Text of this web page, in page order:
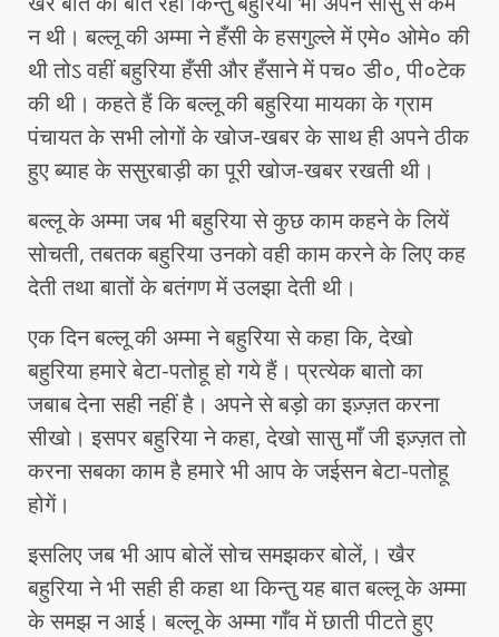
न थी। बल्लू की अम्मा ने हँसी के हसगुल्ले में एमे० ओमे० की
थी तोऽ वहीं बहुरिया हँसी और हँसाने में पच० डी०, पी०टेक
की थी। कहते हैं कि बल्लू की बहुरिया मायका के ग्राम
पंचायत के सभी लोगों के खोज-खबर के साथ ही अपने ठीक
हुए ब्याह के ससुरबाड़ी का पूरी खोज-खबर रखती थी।
बल्लू के अम्मा जब भी बहुरिया से कुछ काम कहने के लियें
सोचती, तबतक बहुरिया उनको वही काम करने के लिए कह
देती तथा बातों के बतंगण में उलझा देती थी।
एक दिन बल्लू की अम्मा ने बहुरिया से कहा कि, देखो
बहुरिया हमारे बेटा-पतोहू हो गये हैं। प्रत्येक बातो का
जबाब देना सही नहीं है। अपने से बड़ो का इज़्ज़त करना
सीखो। इसपर बहुरिया ने कहा, देखो सासु माँ जी इज़्ज़त तो
करना सबका काम है हमारे भी आप के जईसन बेटा-पतोहू
होगें।
इसलिए जब भी आप बोलें सोच समझकर बोलें,। खैर
बहुरिया ने भी सही ही कहा था किन्तु यह बात बल्लू के अम्मा
के समझ न आई। बल्लू के अम्मा गाँव में छाती पीटते हुए